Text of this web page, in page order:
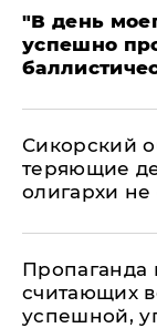
​"В день
успешно
Сикорский
теряющие
олигархи не
​Пропаганда
считающих
успешной,